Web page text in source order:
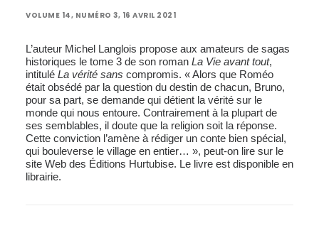
VOLUME 14, NUMÉRO 3, 16 AVRIL 2021
L’auteur Michel Langlois propose aux amateurs de sagas
historiques le tome 3 de son roman La Vie avant tout,
intitulé La vérité sans compromis. « Alors que Roméo
était obsédé par la question du destin de chacun, Bruno,
pour sa part, se demande qui détient la vérité sur le
monde qui nous entoure. Contrairement à la plupart de
ses semblables, il doute que la religion soit la réponse.
Cette conviction l’amène à rédiger un conte bien spécial,
qui bouleverse le village en entier… », peut-on lire sur le
site Web des Éditions Hurtubise. Le livre est disponible en
librairie.